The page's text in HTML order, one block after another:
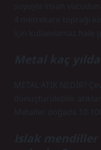
suyuyla insan
4 metrekare toprağı
için kullanılamaz hale
Metal kaç
METAL ATIK NEDİR?
dönüştürülebilir
Metaller doğada 10-
Islak